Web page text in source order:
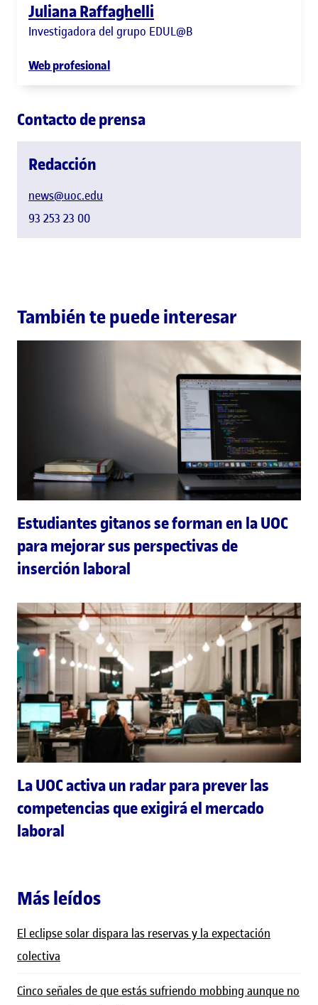
Juliana Raffaghelli
Investigadora del grupo EDUL@B
Web profesional
Contacto de prensa
Redacción
news@uoc.edu
93 253 23 00
También te puede interesar
Estudiantes gitanos se forman en la UOC
para mejorar sus perspectivas de
inserción laboral
La UOC activa un radar para prever las
competencias que exigirá el mercado
laboral
Más leídos
El eclipse solar dispara las reservas y la expectación
colectiva
Cinco señales de que estás sufriendo mobbing aunque no